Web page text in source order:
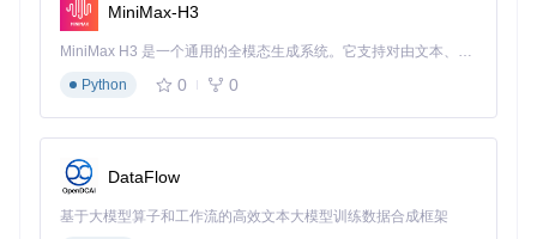
MiniMax-H3
MiniMax H3 是一个通用的全模态生成系统。它支持对由文本、图像、视频和音频组成的多模态上下文进行统一理解，并能生成分辨率高达 2K、时长可达 15 秒的带原生立体声音频的视频。得益于面向任务泛化的系统设计，H3 在预训练阶段就已具备广泛的多模态上下文理解与生成能力，能够出色地执行复杂的多模态指令。
Python
0 0
DataFlow
基于大模型算子和工作流的高效文本大模型训练数据合成框架